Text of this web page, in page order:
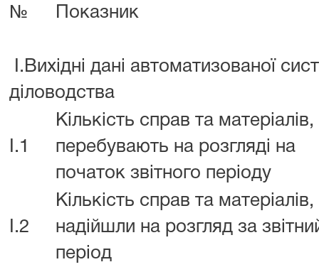
№ Показник
I.Вихідні дані автоматизованої
діловодства
I.1
Кількість справ та
перебувають на розгляді на
початок звітного періоду
I.2
Кількість справ та
надійшли на розгляд за
період